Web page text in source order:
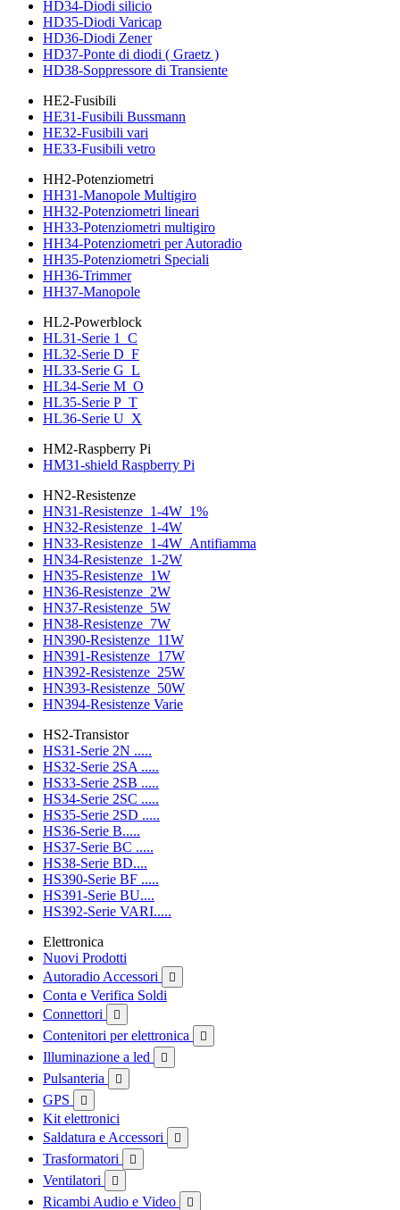
HD34-Diodi silicio
HD35-Diodi Varicap
HD36-Diodi Zener
HD37-Ponte di diodi ( Graetz )
HD38-Soppressore di Transiente
HE2-Fusibili
HE31-Fusibili Bussmann
HE32-Fusibili vari
HE33-Fusibili vetro
HH2-Potenziometri
HH31-Manopole Multigiro
HH32-Potenziometri lineari
HH33-Potenziometri multigiro
HH34-Potenziometri per Autoradio
HH35-Potenziometri Speciali
HH36-Trimmer
HH37-Manopole
HL2-Powerblock
HL31-Serie 1_C
HL32-Serie D_F
HL33-Serie G_L
HL34-Serie M_O
HL35-Serie P_T
HL36-Serie U_X
HM2-Raspberry Pi
HM31-shield Raspberry Pi
HN2-Resistenze
HN31-Resistenze_1-4W_1%
HN32-Resistenze_1-4W
HN33-Resistenze_1-4W_Antifiamma
HN34-Resistenze_1-2W
HN35-Resistenze_1W
HN36-Resistenze_2W
HN37-Resistenze_5W
HN38-Resistenze_7W
HN390-Resistenze_11W
HN391-Resistenze_17W
HN392-Resistenze_25W
HN393-Resistenze_50W
HN394-Resistenze Varie
HS2-Transistor
HS31-Serie 2N .....
HS32-Serie 2SA .....
HS33-Serie 2SB .....
HS34-Serie 2SC .....
HS35-Serie 2SD .....
HS36-Serie B.....
HS37-Serie BC .....
HS38-Serie BD....
HS390-Serie BF .....
HS391-Serie BU....
HS392-Serie VARI.....
Elettronica
Nuovi Prodotti
Autoradio Accessori

Conta e Verifica Soldi
Connettori

Contenitori per elettronica 
Illuminazione a led 
Pulsanteria 
GPS 
Kit elettronici
Saldatura e Accessori

Trasformatori 
Ventilatori 
Ricambi Audio e Video 